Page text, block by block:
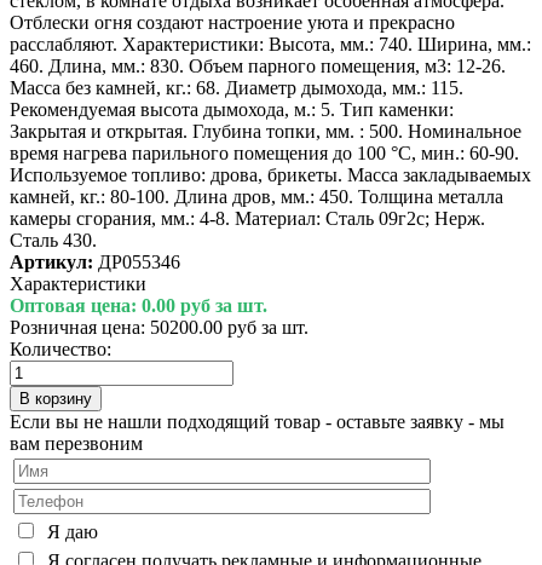
Отблески огня создают настроение уюта и прекрасно
расслабляют. Характеристики: Высота, мм.: 740. Ширина, мм.:
460. Длина, мм.: 830. Объем парного помещения, м3: 12-26.
Масса без камней, кг.: 68. Диаметр дымохода, мм.: 115.
Рекомендуемая высота дымохода, м.: 5. Тип каменки:
Закрытая и открытая. Глубина топки, мм. : 500. Номинальное
время нагрева парильного помещения до 100 °С, мин.: 60-90.
Используемое топливо: дрова, брикеты. Масса закладываемых
камней, кг.: 80-100. Длина дров, мм.: 450. Толщина металла
камеры сгорания, мм.: 4-8. Материал: Сталь 09г2с; Нерж.
Сталь 430.
Артикул: ДР055346
Характеристики
Оптовая цена: 0.00 руб за шт.
Розничная цена: 50200.00 руб за шт.
Количество:
Если вы не нашли подходящий товар - оставьте заявку - мы
вам перезвоним
Я даю
Я согласен получать рекламные и информационные